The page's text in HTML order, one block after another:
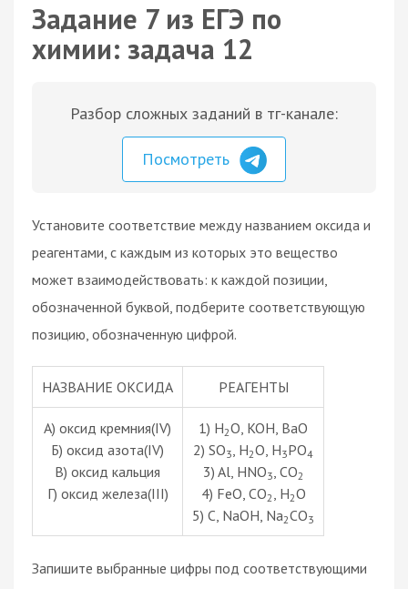
Задание 7 из ЕГЭ по
химии: задача 12
Разбор сложных заданий в тг-канале:
Посмотреть
Установите соответствие между названием оксида и
реагентами, с каждым из которых это вещество
может взаимодействовать: к каждой позиции,
обозначенной буквой, подберите соответствующую
позицию, обозначенную цифрой.
НАЗВАНИЕ ОКСИДА РЕАГЕНТЫ
А) оксид кремния(IV)
Б) оксид азота(IV)
В) оксид кальция
Г) оксид железа(III)
1) H2O, KOH, BaO
2) SO3 , H2O, H3PO4
3) Al, HNO3 , CO2
4) FeO, CO2 , H2O
5) C, NaOH, Na2CO3
Запишите выбранные цифры под соответствующими